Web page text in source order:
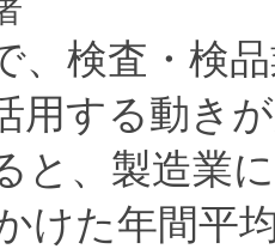
、検査・検
用する動き
と、製造業
けた年間平